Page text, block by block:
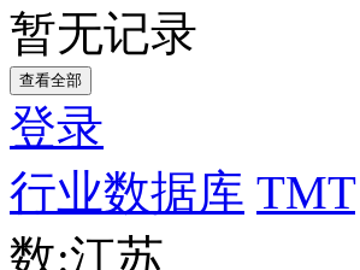
暂无记录
查看全部
登录
行业数据库 TMT
数:江苏